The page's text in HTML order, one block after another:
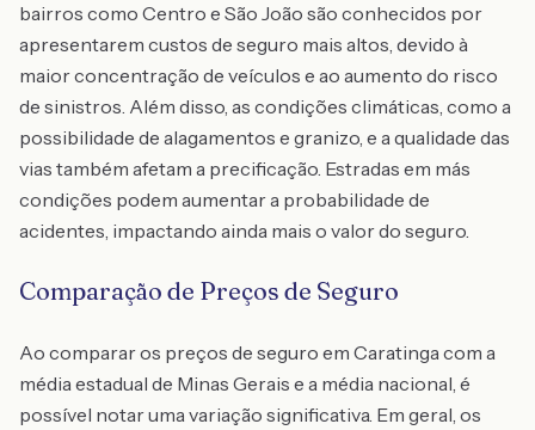
bairros como Centro e São João são conhecidos por
apresentarem custos de seguro mais altos, devido à
maior concentração de veículos e ao aumento do risco
de sinistros. Além disso, as condições climáticas, como a
possibilidade de alagamentos e granizo, e a qualidade das
vias também afetam a precificação. Estradas em más
condições podem aumentar a probabilidade de
acidentes, impactando ainda mais o valor do seguro.
Comparação de Preços de Seguro
Ao comparar os preços de seguro em Caratinga com a
média estadual de Minas Gerais e a média nacional, é
possível notar uma variação significativa. Em geral, os